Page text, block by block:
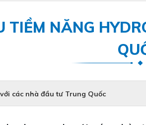
TIỀM NĂNG
các nhà đầu tư Trung Quốc